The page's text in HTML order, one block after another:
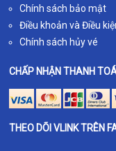
Chính sách bảo mật
Điều khoản và Điều
Chính sách hủy vé
CHẤP NHẬN THANH
THEO DÕI VLINK TRÊN